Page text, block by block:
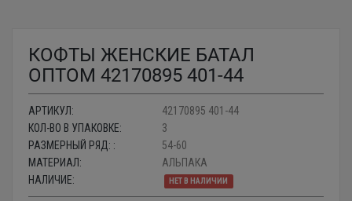
КОФТЫ ЖЕНСКИЕ БАТАЛ
ОПТОМ 42170895 401-44
АРТИКУЛ:
42170895 401-44
КОЛ-ВО В УПАКОВКЕ:
3
РАЗМЕРНЫЙ РЯД: :
54-60
МАТЕРИАЛ:
АЛЬПАКА
НАЛИЧИЕ:
НЕТ В НАЛИЧИИ